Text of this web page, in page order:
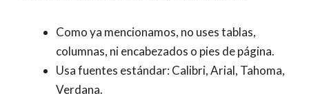
Como ya mencionamos, no uses tablas,
columnas, ni encabezados o pies de página.
Usa fuentes estándar: Calibri, Arial, Tahoma,
Verdana.